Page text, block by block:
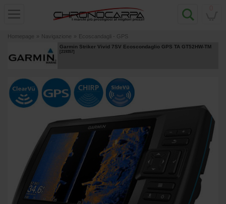
Homepage » Navigazione » Ecoscandagli - GPS
Garmin Striker Vivid 7SV Ecoscondaglio GPS TA GT52HW-TM
[219357]